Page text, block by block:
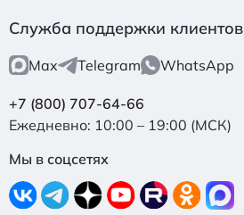
Служба поддержки клиентов
Max Telegram WhatsApp
+7 (800) 707-64-66
Ежедневно: 10:00 – 19:00 (МСК)
Мы в соцсетях